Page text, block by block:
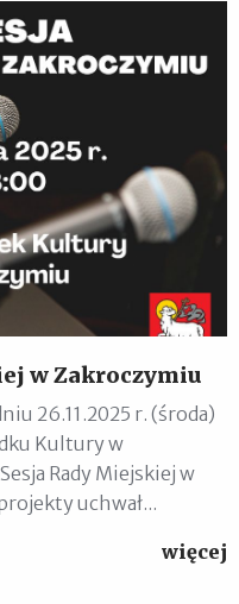
w Zakroczymiu
26.11.2025 r. (środa)
Kultury w
Rady Miejskiej w
uchwał...
więcej